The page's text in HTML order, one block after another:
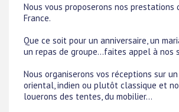
Nous vous proposerons nos
France.
Que ce soit pour un anniversaire, un
un repas de groupe...faites appel à nos
Nous organiserons vos réceptions sur
oriental, indien ou plutôt classique et
louerons des tentes, du mobilier...